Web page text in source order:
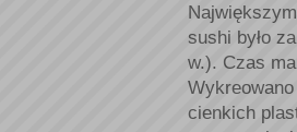
sushi było
w.). Czas
cienkich